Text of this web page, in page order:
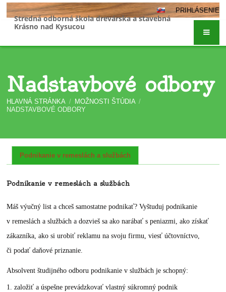
PRIHLÁSENIE
Stredná odborná škola drevárska a stavebná
Krásno nad Kysucou
Nadstavbové odbory
HLAVNÁ STRÁNKA / MOŽNOSTI ŠTÚDIA /
NADSTAVBOVÉ ODBORY
Nadstavbové
odbory
Podnikanie v remeslách a službách
Podnikanie v remeslách a službách
Máš výučný list a chceš samostatne podnikať? Vyštuduj podnikanie
v remeslách a službách a dozvieš sa ako narábať s peniazmi, ako získať
zákazníka, ako si urobiť reklamu na svoju firmu, viesť účtovníctvo,
či podať daňové priznanie.
Absolvent študijného odboru podnikanie v službách je schopný:
1. založiť a úspešne prevádzkovať vlastný súkromný podnik